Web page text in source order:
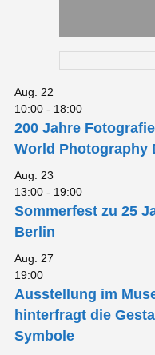
Aug. 22
10:00 - 18:00
200 Jahre
World Photography
Aug. 23
13:00 - 19:00
Sommerfest zu 25
Berlin
Aug. 27
19:00
Ausstellung im
hinterfragt die
Symbole